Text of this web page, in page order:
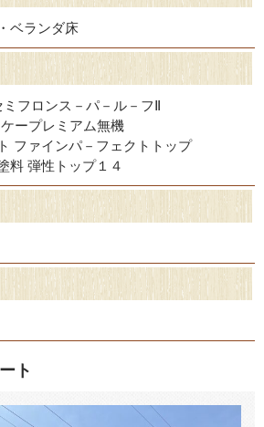
ベランダ床
フロンス－パ－ル－フⅡ
ープレミアム無機
ファインパ－フェクトトップ
料 弾性トップ１４
ト